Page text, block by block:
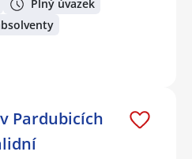
Plný úvazek
Pardubicích